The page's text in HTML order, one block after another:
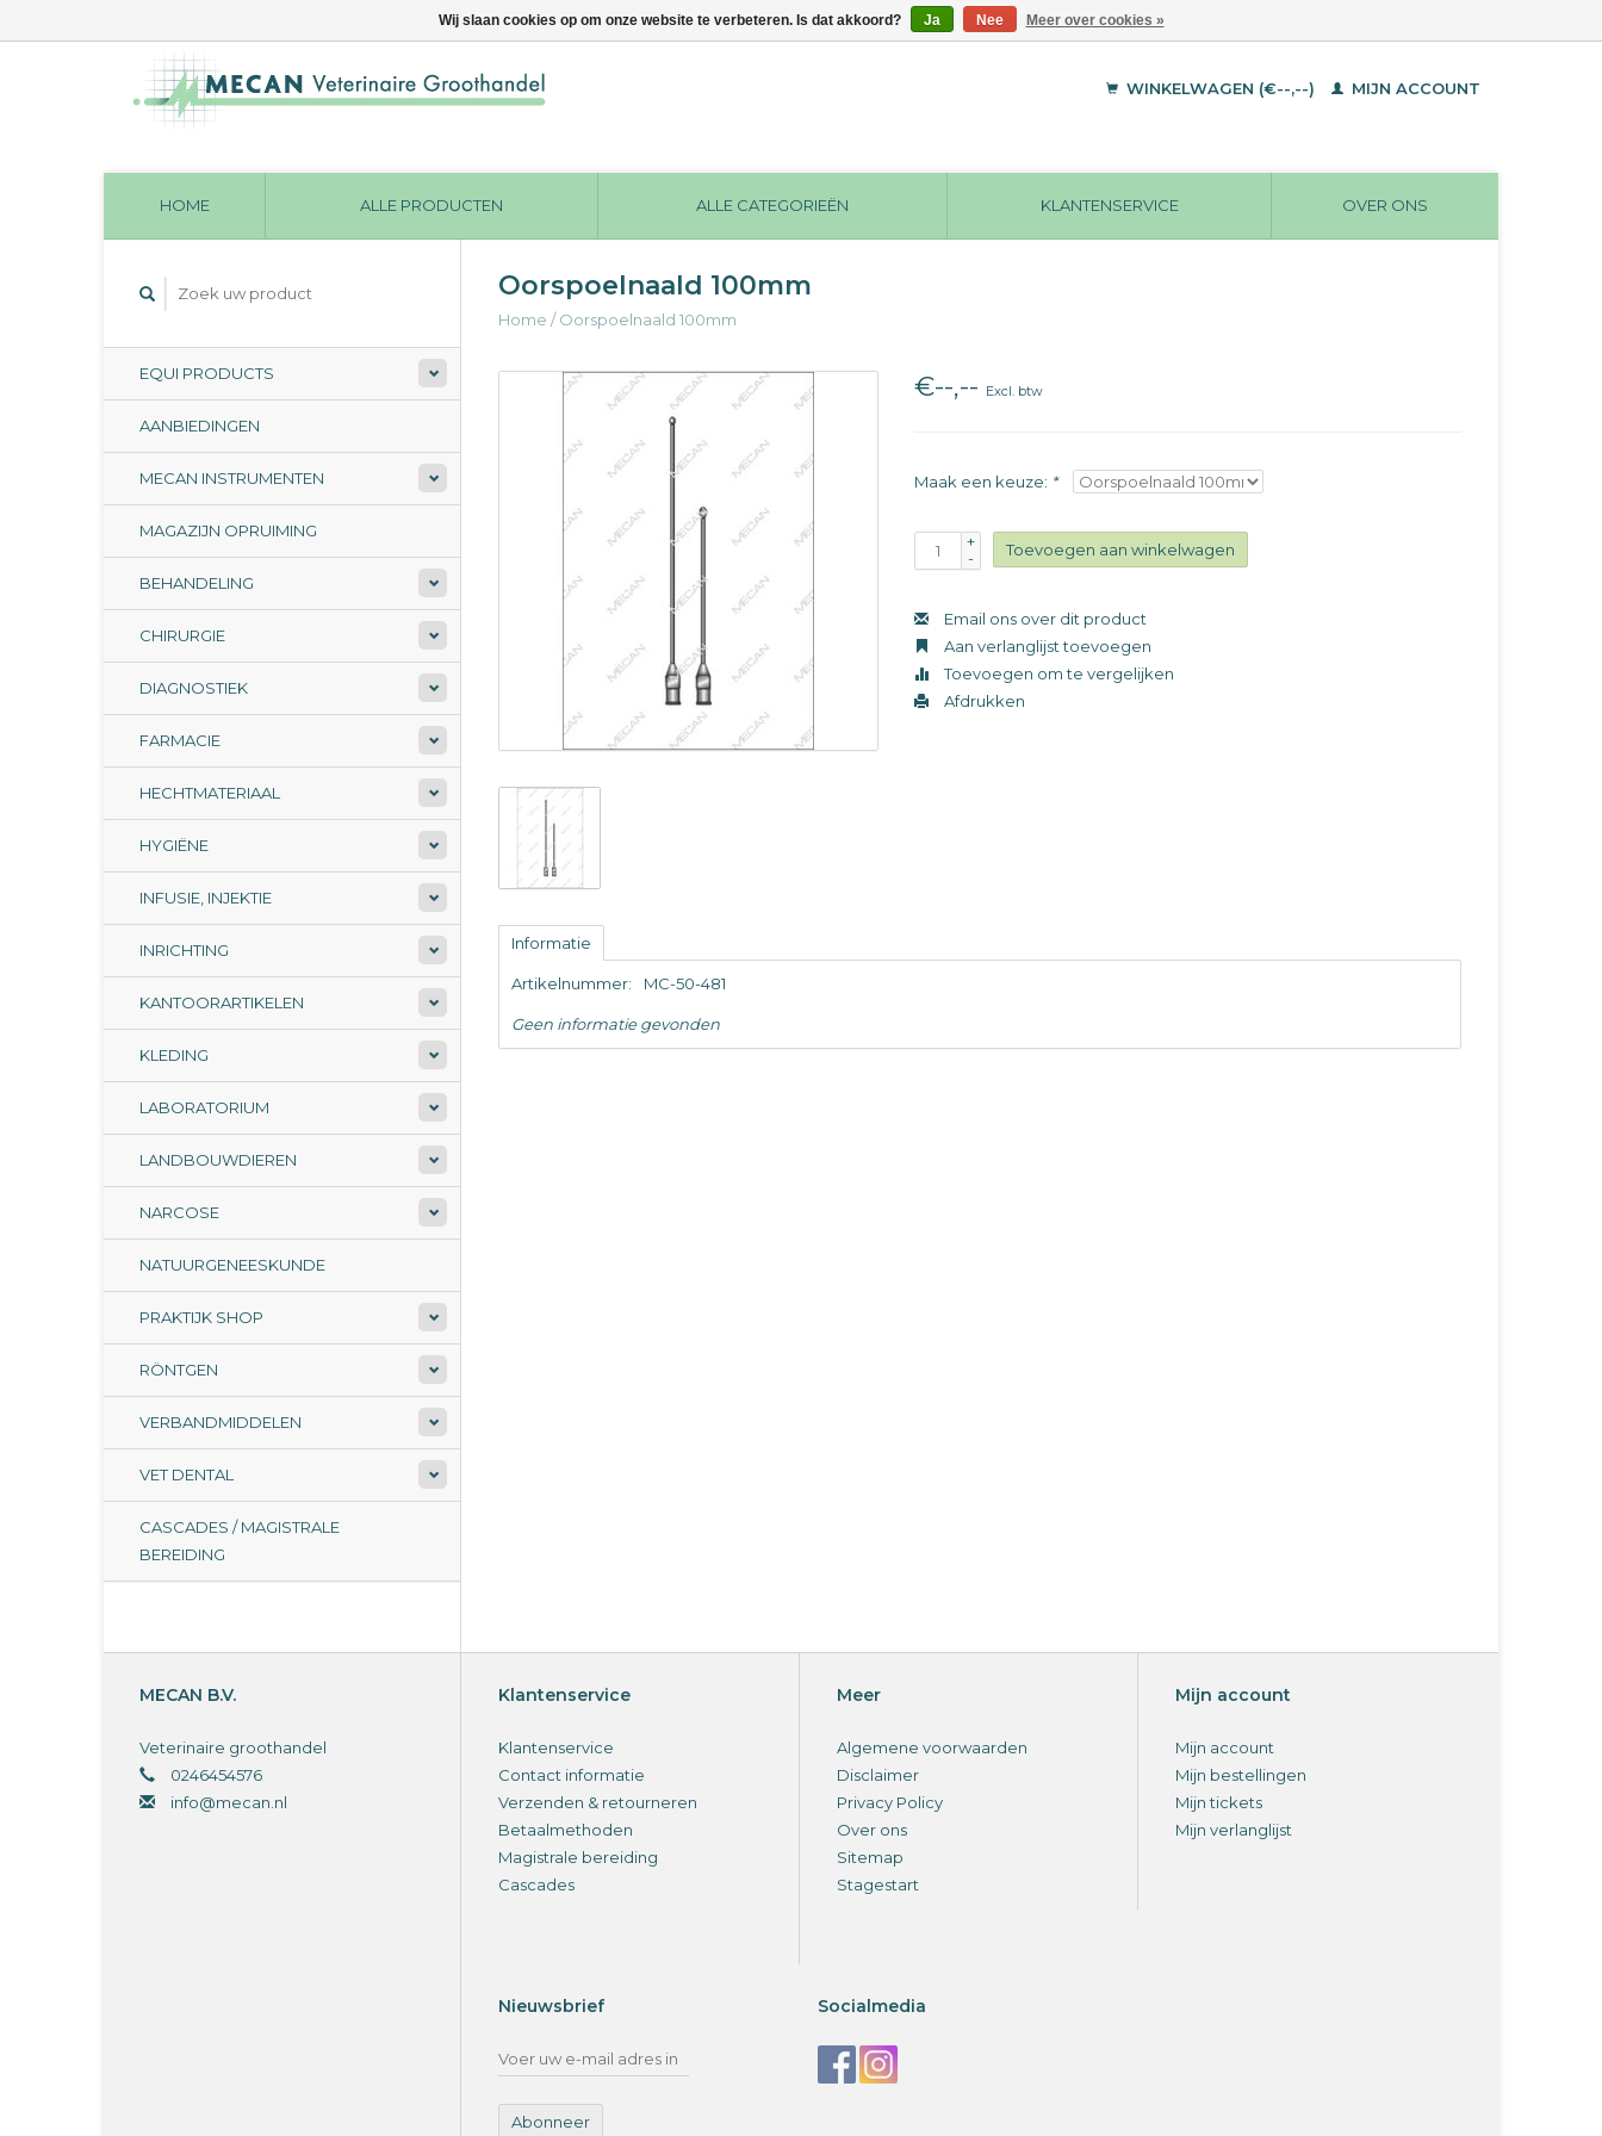
WINKELWAGEN (€--,--) MIJN ACCOUNT
HOME ALLE PRODUCTEN ALLE CATEGORIEËN KLANTENSERVICE OVER ONS
EQUI PRODUCTS
AANBIEDINGEN
MECAN INSTRUMENTEN
MAGAZIJN OPRUIMING
BEHANDELING
CHIRURGIE
DIAGNOSTIEK
FARMACIE
HECHTMATERIAAL
HYGIËNE
INFUSIE, INJEKTIE
INRICHTING
KANTOORARTIKELEN
KLEDING
LABORATORIUM
LANDBOUWDIEREN
NARCOSE
NATUURGENEESKUNDE
PRAKTIJK SHOP
RÖNTGEN
VERBANDMIDDELEN
VET DENTAL
CASCADES / MAGISTRALE
BEREIDING
Oorspoelnaald 100mm
Home /Oorspoelnaald 100mm
€--,-- Excl. btw
Maak een keuze: *
+
-
Toevoegen aan winkelwagen
Email ons over dit product
Aan verlanglijst toevoegen
Toevoegen om te vergelijken
Afdrukken
Informatie
Artikelnummer: MC-50-481
Geen informatie gevonden
MECAN B.V.
Veterinaire groothandel
0246454576
info@mecan.nl
Klantenservice
Klantenservice
Contact informatie
Verzenden & retourneren
Betaalmethoden
Magistrale bereiding
Cascades
Meer
Algemene voorwaarden
Disclaimer
Privacy Policy
Over ons
Sitemap
Stagestart
Mijn account
Mijn account
Mijn bestellingen
Mijn tickets
Mijn verlanglijst
Nieuwsbrief
Abonneer
Socialmedia
Wij slaan cookies op om onze website te verbeteren. Is dat akkoord? Ja Nee Meer over cookies »